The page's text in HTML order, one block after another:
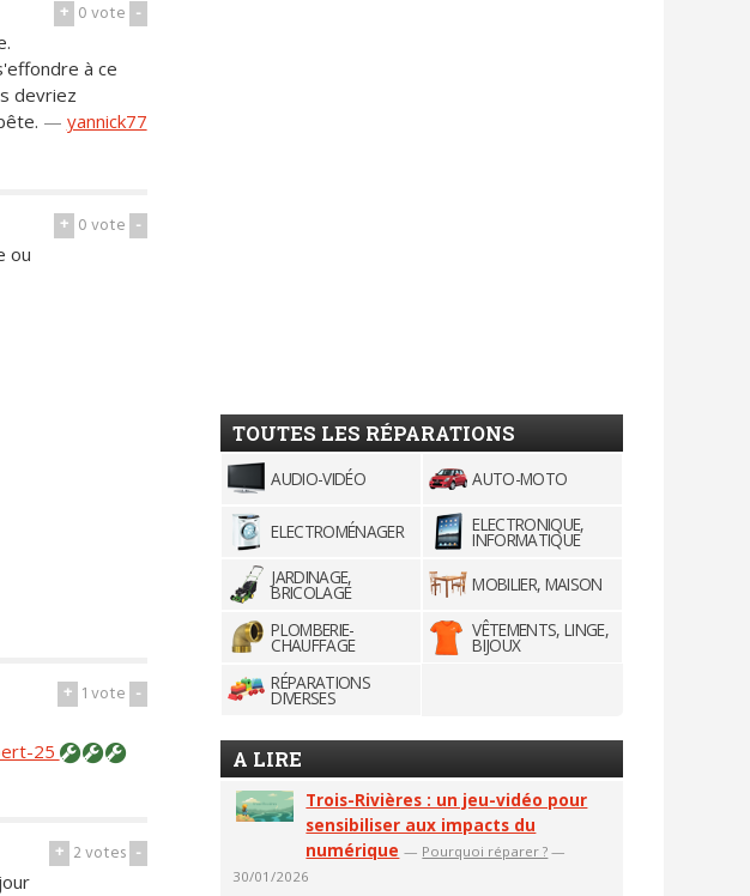
+ 0vote -
à ce
devriez
— yannick77
+ 0vote -
ou
+ 1vote -
25
+ 2votes -
TOUTES LES RÉPARATIONS
AUDIO-VIDÉO AUTO-MOTO
ELECTROMÉNAGER ELECTRONIQUE,
INFORMATIQUE
JARDINAGE,
BRICOLAGE
MOBILIER, MAISON
PLOMBERIE-
CHAUFFAGE
VÊTEMENTS, LINGE,
BIJOUX
RÉPARATIONS
DIVERSES
A LIRE
Trois-Rivières : un jeu-vidéo pour
sensibiliser aux impacts du
numérique — Pourquoi réparer ? —
30/01/2026